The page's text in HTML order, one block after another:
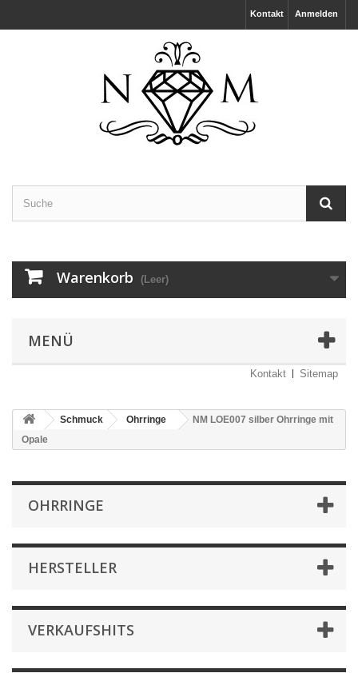
Anmelden
Kontakt
Warenkorb (Leer)
MENÜ
Kontakt Sitemap
Schmuck Ohrringe
NM LOE007 silber Ohrringe mit
Opale
OHRRINGE
HERSTELLER
VERKAUFSHITS